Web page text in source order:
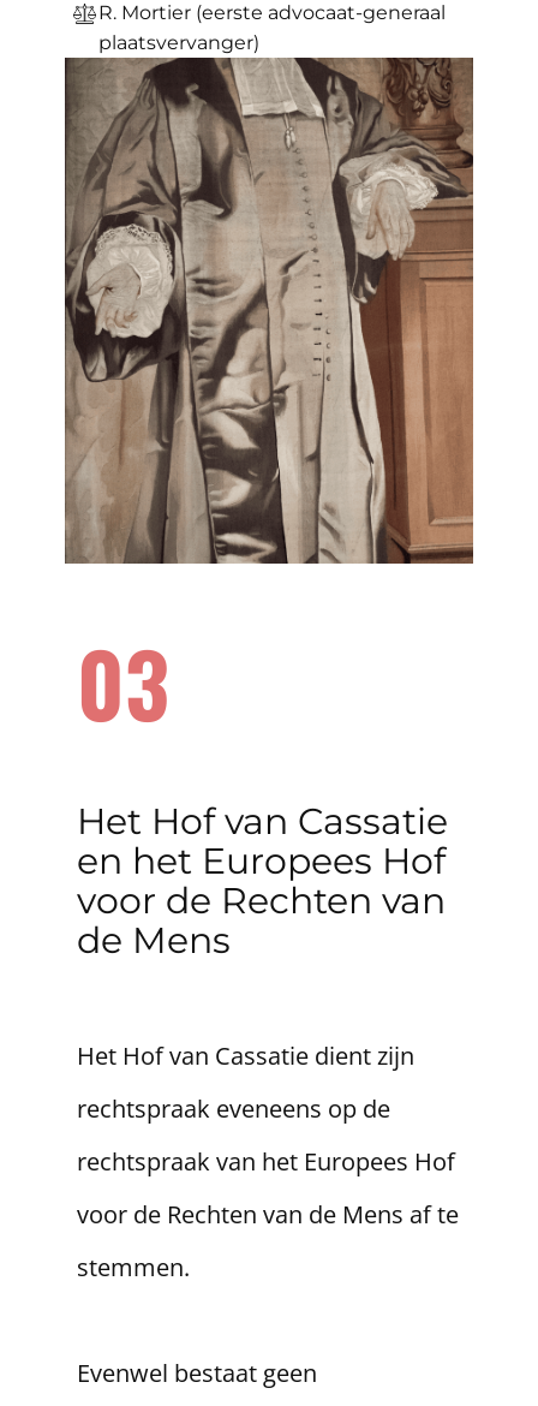
R. Mortier (eerste advocaat-generaal
plaatsvervanger)
03
​Het Hof van Cassatie
en het Europees Hof
voor de Rechten van
de Mens
Het Hof van Cassatie dient zijn
rechtspraak eveneens op de
rechtspraak van het Europees Hof
voor de Rechten van de Mens af te
stemmen.
​Evenwel bestaat geen